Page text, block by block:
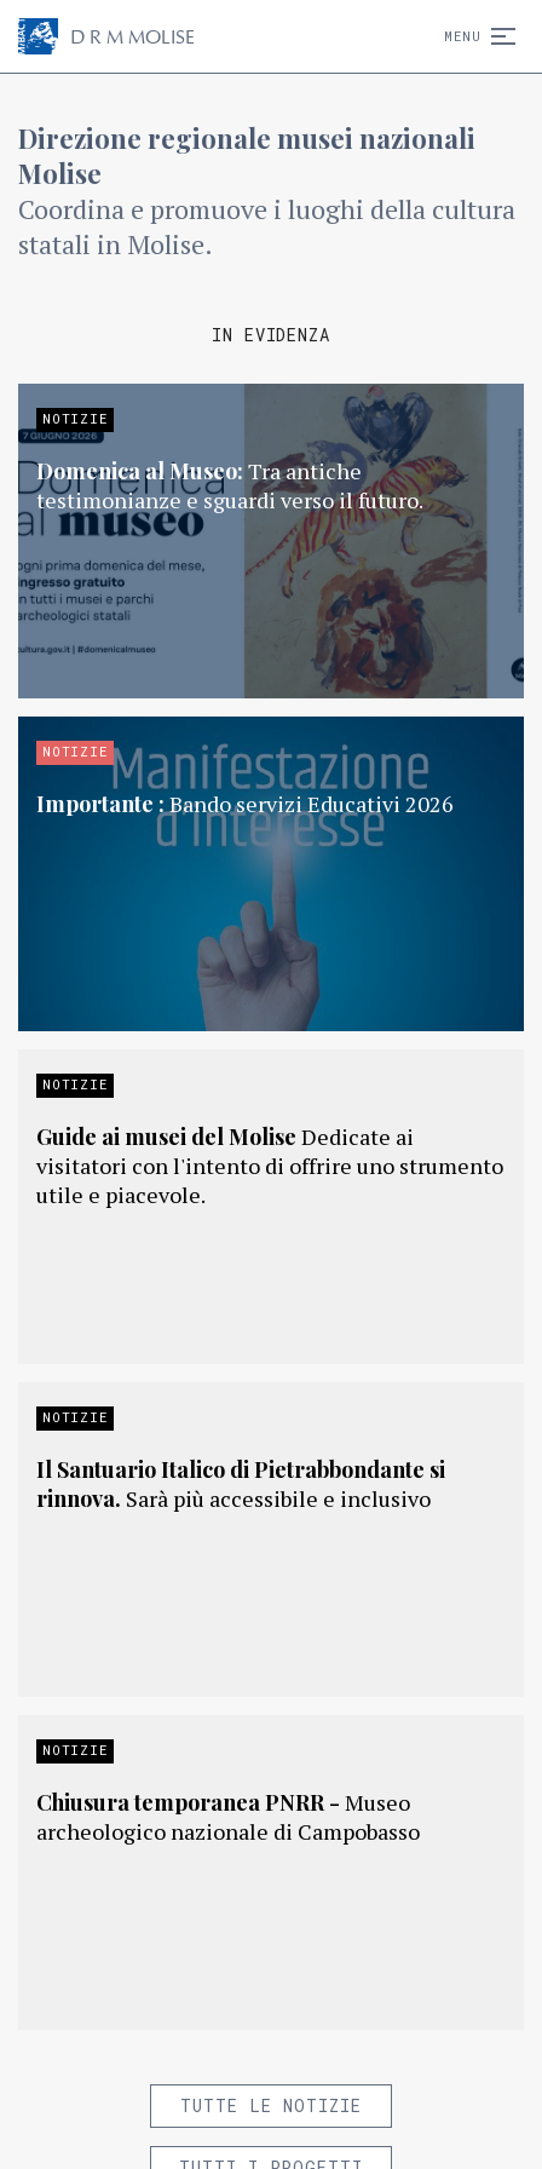
D R M MOLISE MENU
Direzione regionale musei nazionali
Molise
Coordina e promuove i luoghi della cultura
statali in Molise.
IN EVIDENZA
NOTIZIE
Domenica al Museo: Tra antiche
testimonianze e sguardi verso il futuro.
NOTIZIE
Importante :Bando servizi Educativi 2026
NOTIZIE
Guide ai musei del Molise Dedicate ai
visitatori con l'intento di offrire uno strumento
utile e piacevole.
NOTIZIE
Il Santuario Italico di Pietrabbondante si
rinnova. Sarà più accessibile e inclusivo
NOTIZIE
Chiusura temporanea PNRR - Museo
archeologico nazionale di Campobasso
TUTTE LE NOTIZIE